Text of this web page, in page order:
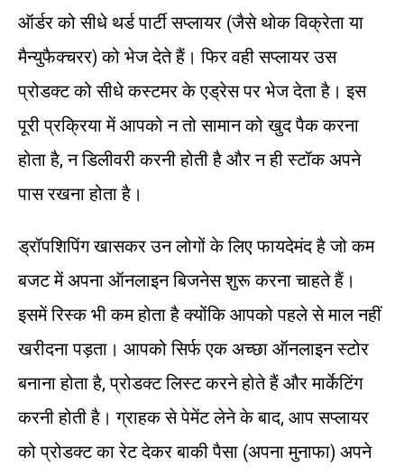
ऑर्डर को सीधे थर्ड पार्टी सप्लायर (जैसे थोक विक्रेता या
मैन्युफैक्चरर) को भेज देते हैं। फिर वही सप्लायर उस
प्रोडक्ट को सीधे कस्टमर के एड्रेस पर भेज देता है। इस
पूरी प्रक्रिया में आपको न तो सामान को खुद पैक करना
होता है, न डिलीवरी करनी होती है और न ही स्टॉक अपने
पास रखना होता है।
ड्रॉपशिपिंग खासकर उन लोगों के लिए फायदेमंद है जो कम
बजट में अपना ऑनलाइन बिजनेस शुरू करना चाहते हैं।
इसमें रिस्क भी कम होता है क्योंकि आपको पहले से माल नहीं
खरीदना पड़ता। आपको सिर्फ एक अच्छा ऑनलाइन स्टोर
बनाना होता है, प्रोडक्ट लिस्ट करने होते हैं और मार्केटिंग
करनी होती है। ग्राहक से पेमेंट लेने के बाद, आप सप्लायर
को प्रोडक्ट का रेट देकर बाकी पैसा (अपना मुनाफा) अपने